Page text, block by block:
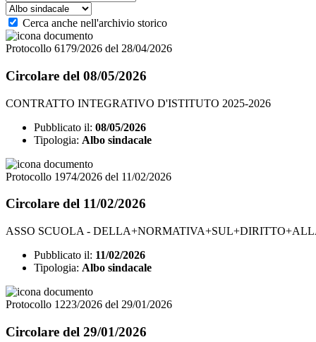
Cerca anche nell'archivio storico
Protocollo 6179/2026 del 28/04/2026
Circolare del 08/05/2026
CONTRATTO INTEGRATIVO D'ISTITUTO 2025-2026
Pubblicato il: 08/05/2026
Tipologia: Albo sindacale
Protocollo 1974/2026 del 11/02/2026
Circolare del 11/02/2026
ASSO SCUOLA -
Pubblicato il: 11/02/2026
Tipologia: Albo sindacale
Protocollo 1223/2026 del 29/01/2026
Circolare del 29/01/2026